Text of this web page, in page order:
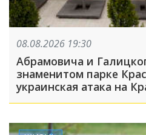
08.08.2026 19:30
Абрамовича и
знаменитом парке
украинская атака на
неделю